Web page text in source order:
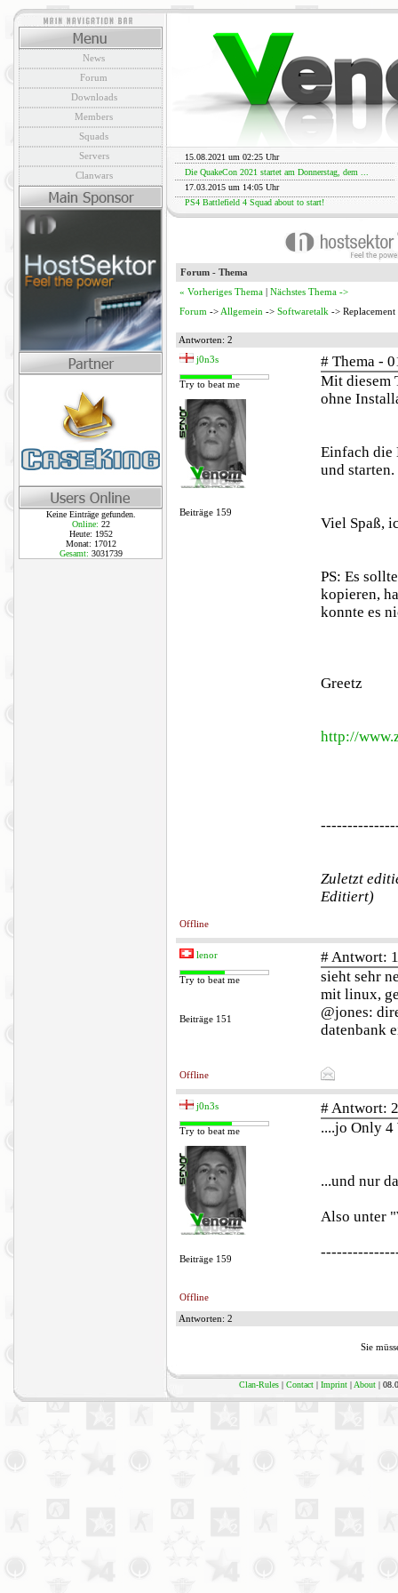
News
Forum
Downloads
Members
Squads
Servers
Clanwars
Keine Einträge gefunden.
Online: 22
Heute: 1952
Monat: 17012
Gesamt: 3031739
15.08.2021 um 02:25 Uhr
Die QuakeCon 2021 startet am Donnerstag, dem ...
17.03.2015 um 14:05 Uhr
PS4 Battlefield 4 Squad about to start!
Forum - Thema
« Vorheriges Thema
Nächstes Thema ->
Forum -> Allgemein -> Softwaretalk ->
Antworten: 2
j0n3s
Try to beat me
Beiträge 159
# Thema -
Mit diesem
ohne
Einfach die
und starten.
Viel Spaß,
PS: Es
kopieren,
konnte es
Greetz
http://
Zuletzt
Editiert)
Offline
lenor
Try to beat me
Beiträge 151
# Antwort:
sieht sehr
mit linux,
@jones:
datenbank
Offline
j0n3s
Try to beat me
Beiträge 159
# Antwort:
....jo Only
...und nur
Also unter
Offline
Antworten: 2
Sie
Clan-Rules| Contact| Imprint| About|